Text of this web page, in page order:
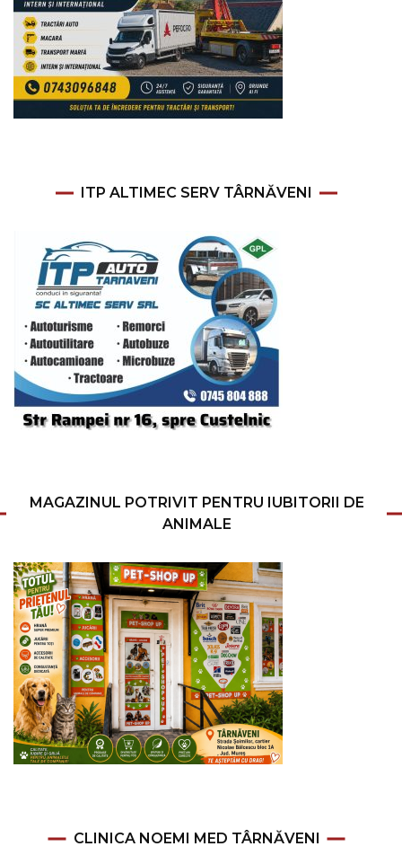
ITP ALTIMEC SERV TÂRNĂVENI
MAGAZINUL POTRIVIT PENTRU IUBITORII DE
ANIMALE
CLINICA NOEMI MED TÂRNĂVENI